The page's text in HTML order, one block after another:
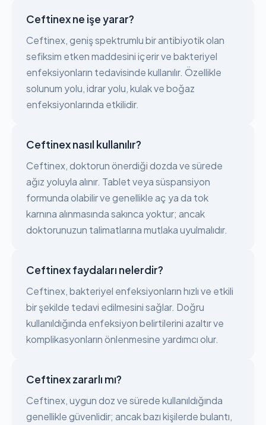
Ceftinex ne işe yarar?
Ceftinex, geniş spektrumlu bir antibiyotik olan
sefiksim etken maddesini içerir ve bakteriyel
enfeksiyonların tedavisinde kullanılır. Özellikle
solunum yolu, idrar yolu, kulak ve boğaz
enfeksiyonlarında etkilidir.
Ceftinex nasıl kullanılır?
Ceftinex, doktorun önerdiği dozda ve sürede
ağız yoluyla alınır. Tablet veya süspansiyon
formunda olabilir ve genellikle aç ya da tok
karnına alınmasında sakınca yoktur; ancak
doktorunuzun talimatlarına mutlaka uyulmalıdır.
Ceftinex faydaları nelerdir?
Ceftinex, bakteriyel enfeksiyonların hızlı ve etkili
bir şekilde tedavi edilmesini sağlar. Doğru
kullanıldığında enfeksiyon belirtilerini azaltır ve
komplikasyonların önlenmesine yardımcı olur.
Ceftinex zararlı mı?
Ceftinex, uygun doz ve sürede kullanıldığında
genellikle güvenlidir; ancak bazı kişilerde bulantı,